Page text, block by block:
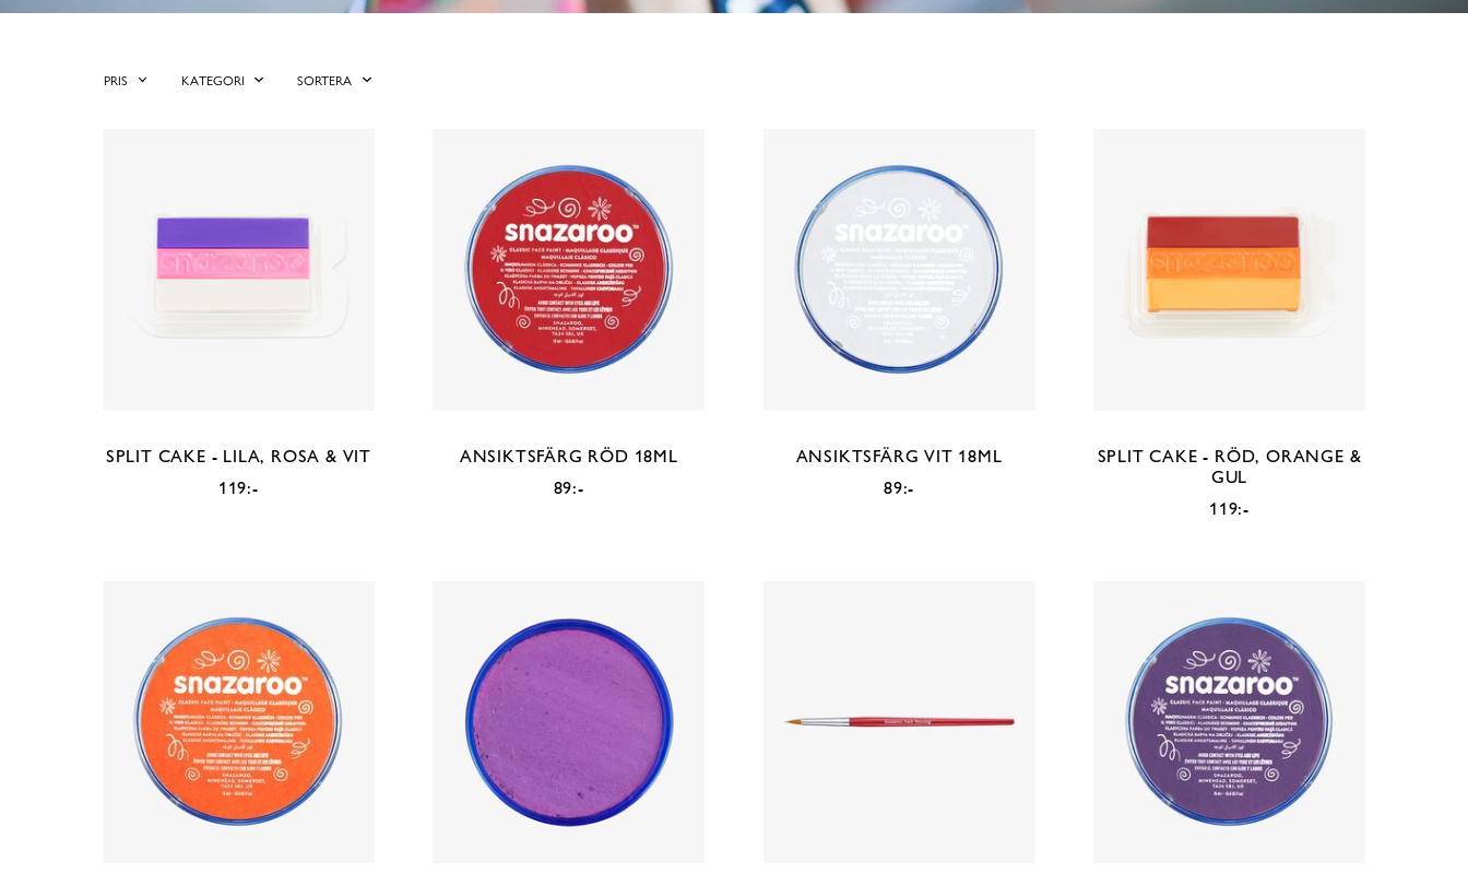
PRIS KATEGORI SORTERA
SPLIT CAKE - LILA, ROSA & VIT
119:-
ANSIKTSFÄRG RÖD 18ML
89:-
ANSIKTSFÄRG VIT 18ML
89:-
SPLIT CAKE - RÖD, ORANGE &
GUL
119:-